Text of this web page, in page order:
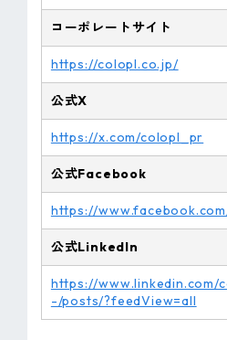
コーポレートサイト
https://colopl.co.jp/
公式X
https://x.com/colopl_pr
公式Facebook
https://
公式LinkedIn
https://www.linkedin.com/
-/posts/?feedView=all